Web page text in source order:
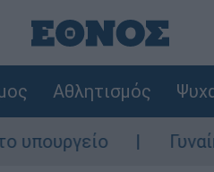
Αθλητισμός
Γυναίκα